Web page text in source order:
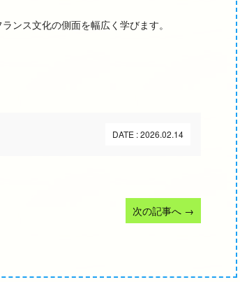
ンス文化の側面を幅広く学びます。
DATE : 2026.02.14
次の記事へ →